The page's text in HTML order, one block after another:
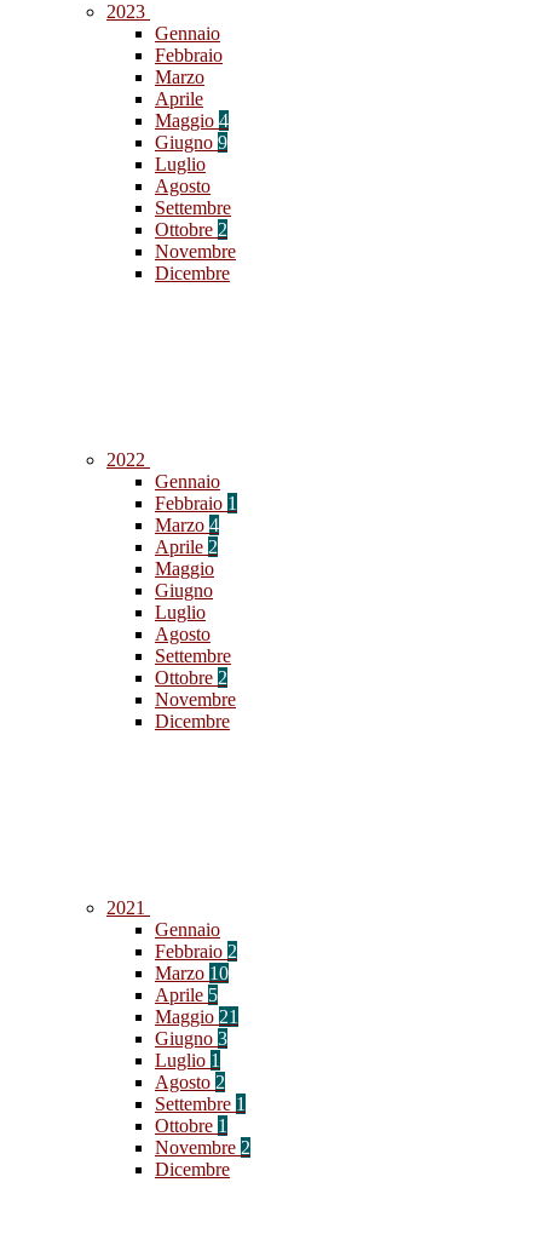
2023
Gennaio
Febbraio
Marzo
Aprile
Maggio 4
Giugno 9
Luglio
Agosto
Settembre
Ottobre 2
Novembre
Dicembre
2022
Gennaio
Febbraio 1
Marzo 4
Aprile 2
Maggio
Giugno
Luglio
Agosto
Settembre
Ottobre 2
Novembre
Dicembre
2021
Gennaio
Febbraio 2
Marzo 10
Aprile 5
Maggio 21
Giugno 3
Luglio 1
Agosto 2
Settembre 1
Ottobre 1
Novembre 2
Dicembre